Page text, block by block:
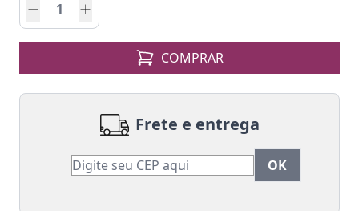
COMPRAR
Frete e entrega